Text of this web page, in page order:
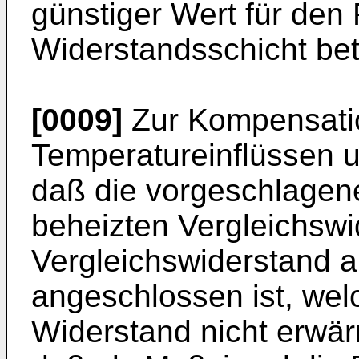
günstiger Wert für den
Widerstandsschicht
[0009] Zur
Temperatureinflüssen
daß die
beheizten
Vergleichswiderstand
angeschlossen ist,
Widerstand nicht